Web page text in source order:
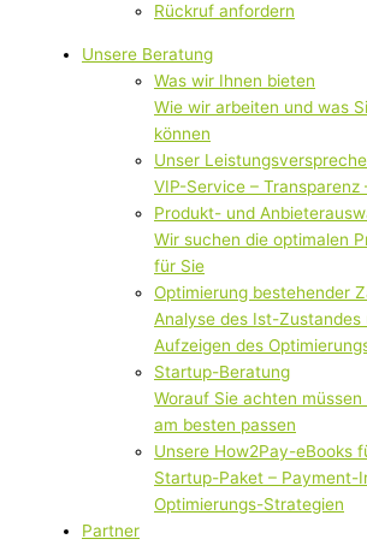
Rückruf anfordern
Unsere Beratung
Was wir Ihnen bieten
Wie wir arbeiten und was
können
Unser
VIP-Service – Transparenz
Produkt- und
Wir suchen die optimalen
für Sie
Optimierung bestehender
Analyse des Ist-Zustandes
Aufzeigen des
Startup-Beratung
Worauf Sie achten
am besten passen
Unsere How2Pay-eBooks
Startup-Paket – Payment-
Optimierungs-Strategien
Partner